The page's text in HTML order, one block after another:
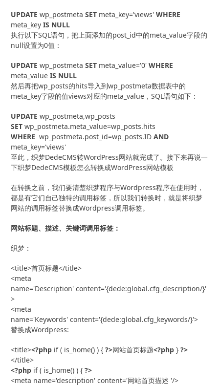
UPDATE wp_postmeta SET meta_key='views' WHERE
meta_key IS NULL
执行以下SQL语句，把上面添加的post_id中的meta_value字段的
null设置为0值：
UPDATE wp_postmeta SET meta_value='0' WHERE
meta_value IS NULL
然后再把wp_posts的hits导入到wp_postmeta数据表中的
meta_key字段的值views对应的meta_value，SQL语句如下：
UPDATE
SET
WHERE
  wp_postmeta.post_id=wp_posts.ID
AND
meta_key='views'
至此，织梦DedeCMS转WordPress网站就完成了。接下来再说一
下织梦DedeCMS模板怎么转换成WordPress网站模板
在转换之前，我们要清楚织梦程序与Wordpress程序在使用时，
都是有它们自己独特的调用标签，所以我们转换时，就是将织梦
网站的调用标签替换成Wordpress调用标签。
网站标题、描述、关键词调用标签：
织梦：
<title>首页标题</title>
<meta
name='Description' content='{dede:global.cfg_description/}'
>
<meta
name='Keywords' content='{dede:global.cfg_keywords/}'>
替换成Wordpress:
<title><?php if ( is_home() ) { ?>网站首页标题<?php } ?>
<?php if ( is_home() ) { ?>
<meta name='description' content='网站首页描述 '/>